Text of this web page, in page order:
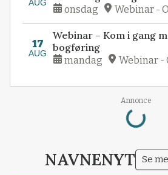
AUG
onsdag Webinar -
17
AUG
Webinar – Kom i gang
bogføring
mandag Webinar -
Annonce
Loading...
NAVNENYT Se